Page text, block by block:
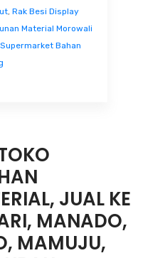
, Rak Besi Display
Material Morowali
Bahan
JUAL KE
MANADO,
MAMUJU,